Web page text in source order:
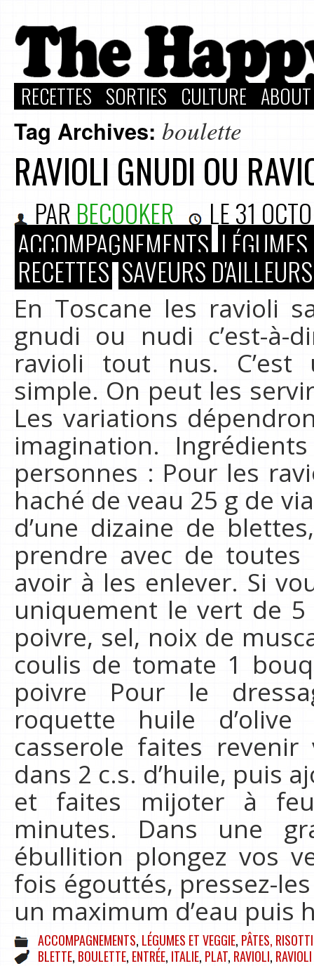
RECETTES SORTIES CULTURE
Tag Archives: boulette
RAVIOLI GNUDI OU
PAR BECOOKER LE31
ACCOMPAGNEMENTS
RECETTES SAVEURS D'AILLEURS
En Toscane les ravioli
gnudi ou nudi c’est-à-
ravioli tout nus. C’est
simple. On peut les
Les variations
imagination.
personnes : Pour les
haché de veau 25 g de
d’une dizaine de
prendre avec de
avoir à les enlever. Si
uniquement le vert de
poivre, sel, noix de
coulis de tomate 1
poivre Pour le
roquette huile
casserole faites
dans 2 c.s. d’huile, puis
et faites mijoter à
minutes. Dans une
ébullition plongez vos
fois égouttés, pressez-
un maximum d’eau puis
ACCOMPAGNEMENTS, LÉGUMES ET VEGGIE, PÂTES, RISOTTI
BLETTE, BOULETTE, ENTRÉE, ITALIE, PLAT, RAVIOLI,